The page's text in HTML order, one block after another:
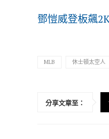
鄧愷威登板飆
MLB 休士頓太空人
分享文章至：